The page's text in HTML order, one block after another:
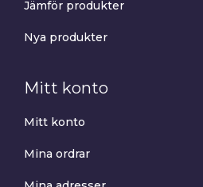
Jämför produkter
Nya produkter
Mitt konto
Mitt konto
Mina ordrar